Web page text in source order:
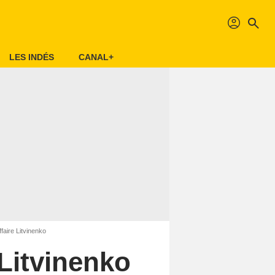
profil search
LES INDÉS CANAL+
Litvinenko